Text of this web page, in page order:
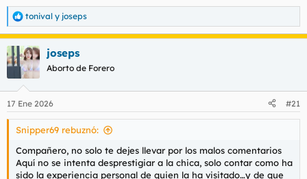
R
e
c
c
e
s
tonival y joseps
joseps
Aborto de Forero
17 Ene 2026 #21
Snipper69 rebuznó:
Compañero, no solo te dejes llevar por los malos comentarios
Aquí no se intenta desprestigiar a la chica, solo contar como ha
sido la experiencia personal de quien la ha visitado…y de que